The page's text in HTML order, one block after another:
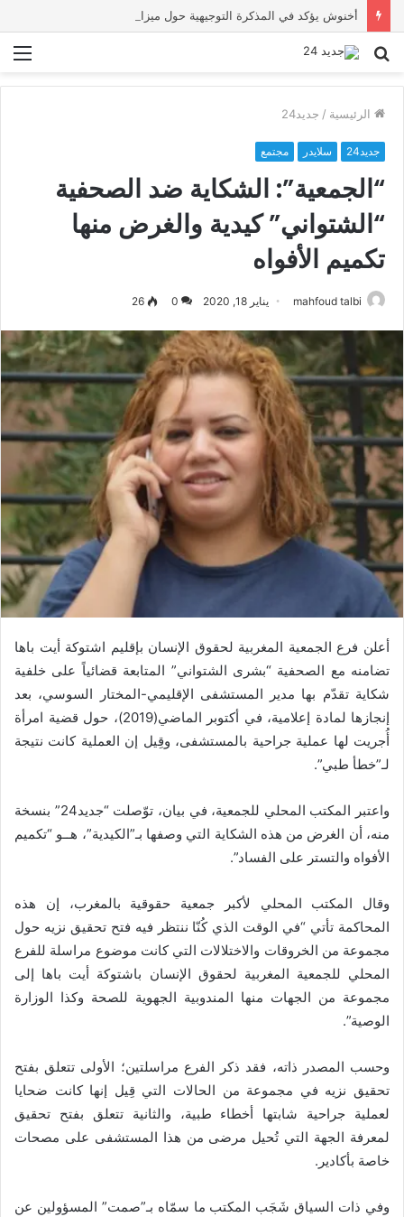
بحث
الرئيسية / جديد24
جديد24 سلايدر مجتمع
“الجمعية”: الشكاية ضد الصحفية
“الشتواني” كيدية والغرض منها
تكميم الأفواه
mahfoud talbi يناير 18, 2020 0
26
أعلن فرع الجمعية المغربية لحقوق الإنسان بإقليم اشتوكة أيت باها
تضامنه مع الصحفية “بشرى الشتواني” المتابعة قضائياً على خلفية
شكاية تقدّم بها مدير المستشفى الإقليمي-المختار السوسي، بعد
إنجازها لمادة إعلامية، في أكتوبر الماضي(2019)، حول قضية امرأة
أُجريت لها عملية جراحية بالمستشفى، وقِيل إن العملية كانت نتيجة
لـ”خطأ طبي”.
واعتبر المكتب المحلي للجمعية، في بيان، توّصلت “جديد24” بنسخة
منه، أن الغرض من هذه الشكاية التي وصفها بـ”الكيدية”، هــو “تكميم
الأفواه والتستر على الفساد”.
وقال المكتب المحلي لأكبر جمعية حقوقية بالمغرب، إن هذه
المحاكمة تأتي “في الوقت الذي كُنّا ننتظر فيه فتح تحقيق نزيه حول
مجموعة من الخروقات والاختلالات التي كانت موضوع مراسلة للفرع
المحلي للجمعية المغربية لحقوق الإنسان باشتوكة أيت باها إلى
مجموعة من الجهات منها المندوبية الجهوية للصحة وكذا الوزارة
الوصية”.
وحسب المصدر ذاته، فقد ذكر الفرع مراسلتين؛ الأولى تتعلق بفتح
تحقيق نزيه في مجموعة من الحالات التي قِيل إنها كانت ضحايا
لعملية جراحية شابتها أخطاء طبية، والثانية تتعلق بفتح تحقيق
لمعرفة الجهة التي تُحيل مرضى من هذا المستشفى على مصحات
خاصة بأكادير.
وفي ذات السياق شَجَب المكتب ما سمّاه بـ”صمت” المسؤولين عن